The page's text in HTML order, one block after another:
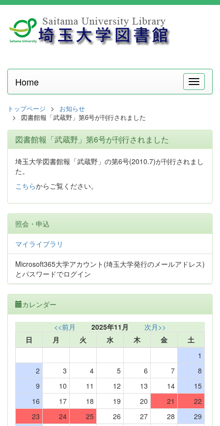
メ
ニ
Home
トップページ
お知らせ
図書館報「武蔵野」第6号が刊行されました
図書館報「武蔵野」第6号が刊行されました
埼玉大学図書館報「武蔵野」の第6号(2010.7)が刊行されまし
た。
こちらからご覧ください。
照会・申込
マイライブラリ
Microsoft365大学アカウント(埼玉大学発行のメールアドレス)
とパスワードでログイン
カレンダー
<<前月 2025年11月
次月>>
日
月 火 水 木 金
土
1
2
3 4 5 6 7
8
9
10 11 12 13 14
15
16
17 18 19 20 21
22
23
24 25 26 27 28
29